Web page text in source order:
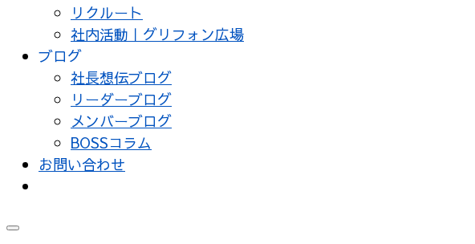
リクルート
社内活動｜グリフォン広場
ブログ
社長想伝ブログ
リーダーブログ
メンバーブログ
BOSSコラム
お問い合わせ
メ